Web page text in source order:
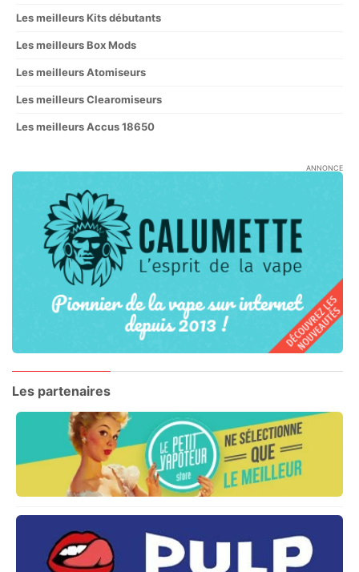
Les meilleurs Kits débutants
Les meilleurs Box Mods
Les meilleurs Atomiseurs
Les meilleurs Clearomiseurs
Les meilleurs Accus 18650
ANNONCE
Les partenaires